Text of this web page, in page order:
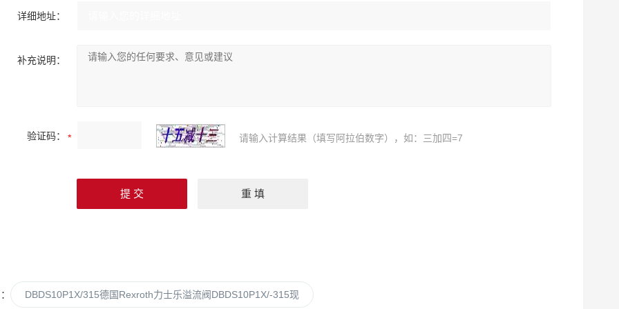
详细地址：
补充说明：
验证码： 请输入计算结果（填写阿拉伯数字），如：三加四=7
DBDS10P1X/315德国Rexroth力士乐溢流阀DBDS10P1X/-315现